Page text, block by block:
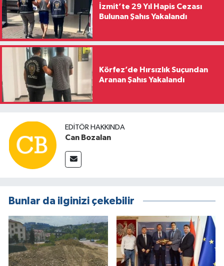
İzmit’te 29 Yıl Hapis Cezası
Bulunan Şahıs Yakalandı
Körfez’de Hırsızlık Suçundan
Aranan Şahıs Yakalandı
EDITÖR HAKKINDA
Can Bozalan
Bunlar da ilginizi çekebilir